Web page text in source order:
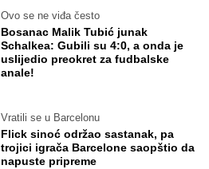
Ovo se ne viđa često
Bosanac Malik Tubić junak
Schalkea: Gubili su 4:0, a onda je
uslijedio preokret za fudbalske
anale!
Vratili se u Barcelonu
Flick sinoć održao sastanak, pa
trojici igrača Barcelone saopštio da
napuste pripreme